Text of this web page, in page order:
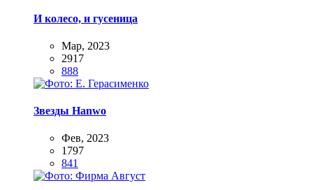
И колесо, и гусеница
Мар, 2023
2917
888
Звезды Hanwo
Фев, 2023
1797
841